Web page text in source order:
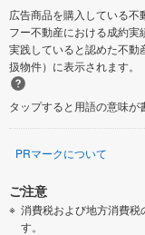
広告商品を購入している
フー不動産における成約
実践していると認めた不動
扱物件）に表示されます。
タップすると用語の意味が
PRマークについて
ご注意
消費税および地方消費税
す。